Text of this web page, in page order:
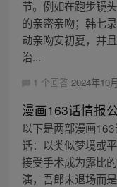
节。例如在跑步镜
的亲密亲吻；韩七
动亲吻安初夏，并
治...
1 个回答 2024年10
漫画163话情报
以下是两部漫画
话：以类似梦境或
接受手术成为露比
演，吾郎未退场而